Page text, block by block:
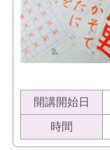
開講開始日
時間